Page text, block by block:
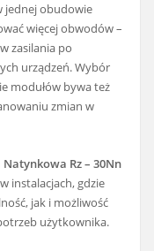
jednej obudowie
więcej obwodów –
zasilania po
urządzeń. Wybór
modułów bywa też
zmian w
Rz – 30Nn
instalacjach, gdzie
jak i możliwość
użytkownika.